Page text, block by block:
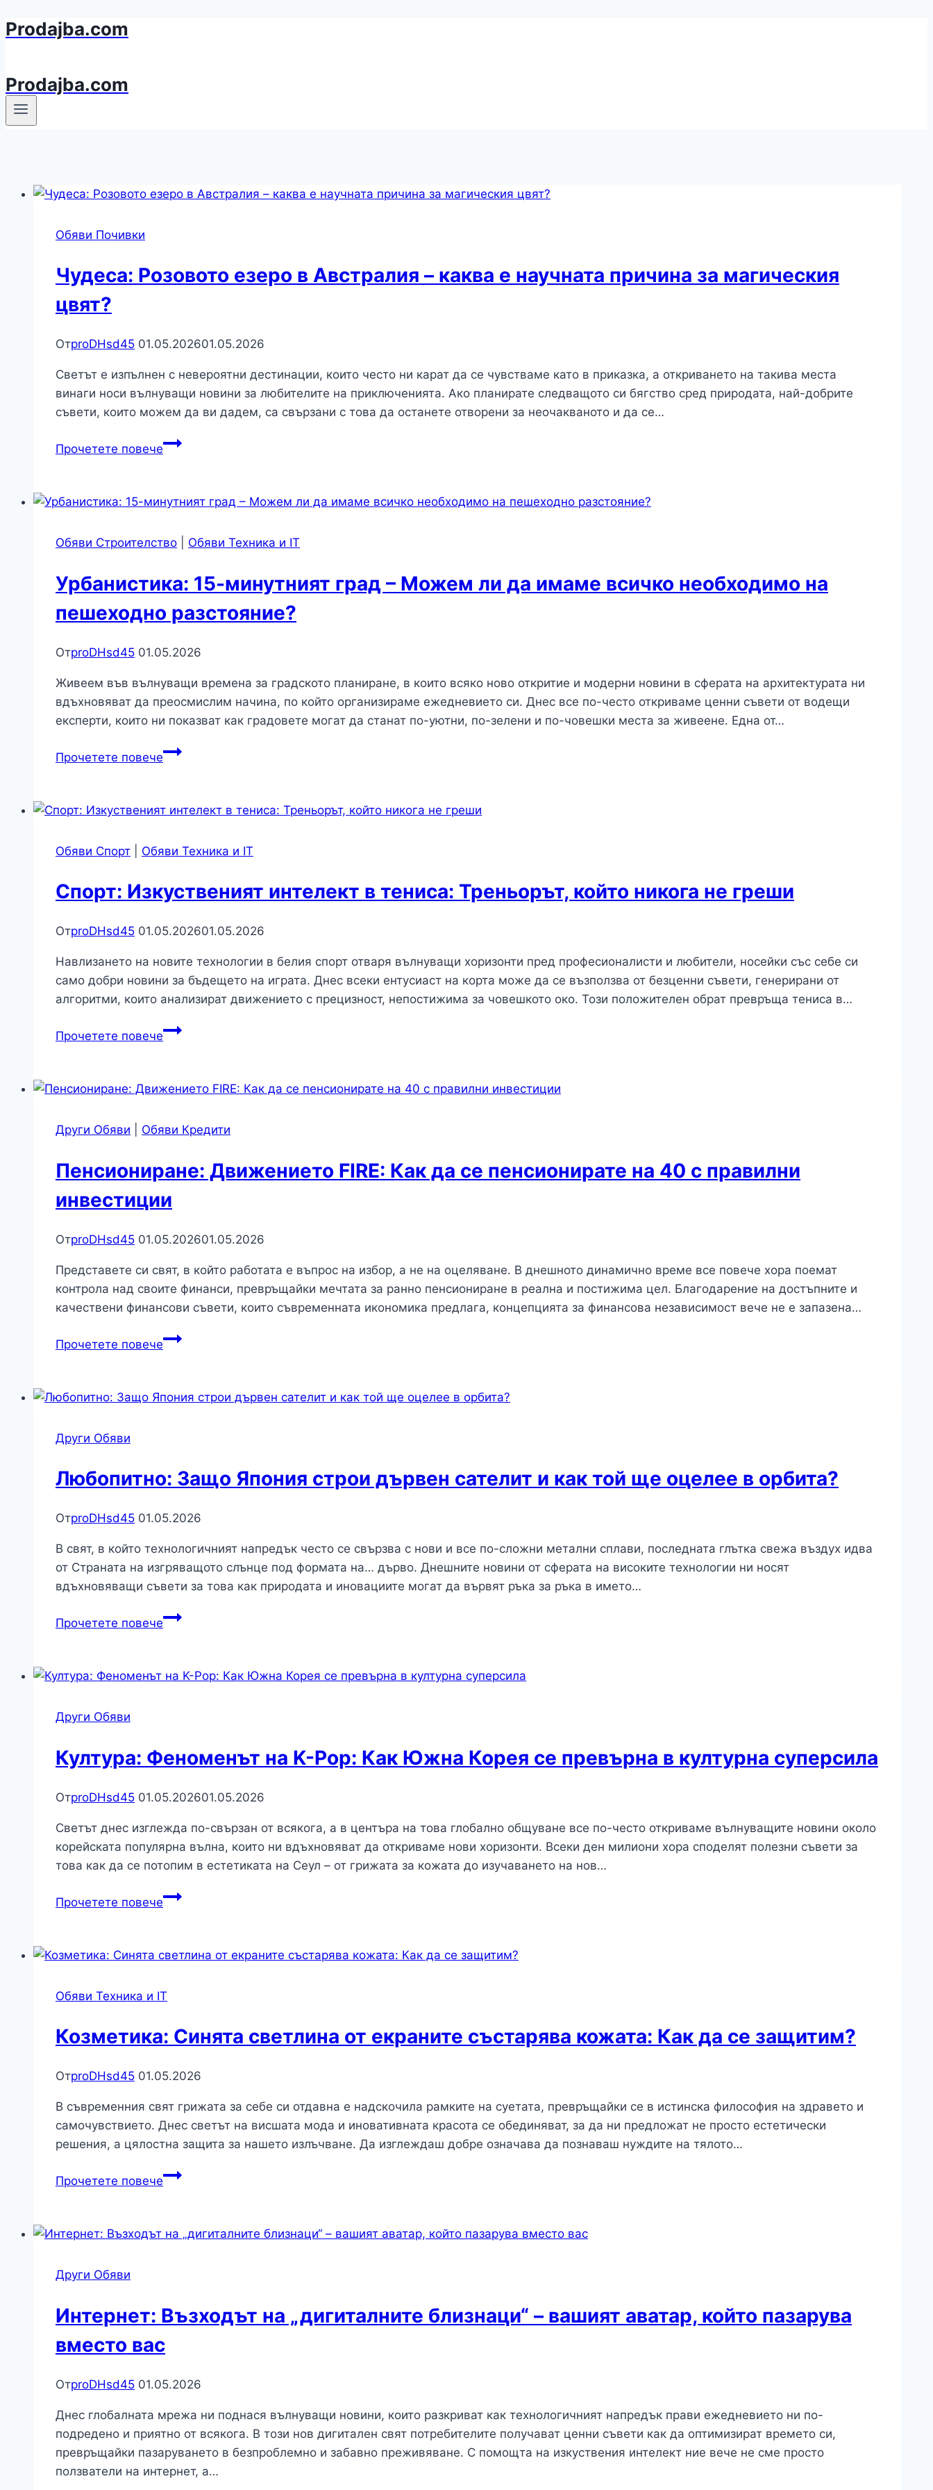
Към
Prodajba.com
Prodajba.com
Обяви Почивки
Чудеса: Розовото езеро в Австралия – каква е научната причина за магическия
цвят?
ОтproDHsd45 01.05.202601.05.2026
Светът е изпълнен с невероятни дестинации, които често ни карат да се чувстваме като в приказка, а откриването на такива места
винаги носи вълнуващи новини за любителите на приключенията. Ако планирате следващото си бягство сред природата, най-добрите
съвети, които можем да ви дадем, са свързани с това да останете отворени за неочакваното и да се…
Прочетете повечеЧудеса:
в
научната
причина
магическия
Обяви Строителство Обяви Техника и IT
Урбанистика: 15-минутният град – Можем ли да имаме всичко необходимо на
пешеходно разстояние?
ОтproDHsd45 01.05.2026
Живеем във вълнуващи времена за градското планиране, в които всяко ново откритие и модерни новини в сферата на архитектурата ни
вдъхновяват да преосмислим начина, по който организираме ежедневието си. Днес все по-често откриваме ценни съвети от водещи
експерти, които ни показват как градовете могат да станат по-уютни, по-зелени и по-човешки места за живеене. Една от…
Прочетете повечеУрбанистика:
град
Можем
имаме
необходимо
на
пешеходно
разстояние?
Обяви Спорт Обяви Техника и IT
Спорт: Изкуственият интелект в тениса: Треньорът, който никога не греши
ОтproDHsd45 01.05.202601.05.2026
Навлизането на новите технологии в белия спорт отваря вълнуващи хоризонти пред професионалисти и любители, носейки със себе си
само добри новини за бъдещето на играта. Днес всеки ентусиаст на корта може да се възползва от безценни съвети, генерирани от
алгоритми, които анализират движението с прецизност, непостижима за човешкото око. Този положителен обрат превръща тениса в…
Прочетете повечеСпорт:
в
Треньорът,
не
греши
Други Обяви Обяви Кредити
Пенсиониране: Движението FIRE: Как да се пенсионирате на 40 с правилни
инвестиции
ОтproDHsd45 01.05.202601.05.2026
Представете си свят, в който работата е въпрос на избор, а не на оцеляване. В днешното динамично време все повече хора поемат
контрола над своите финанси, превръщайки мечтата за ранно пенсиониране в реална и постижима цел. Благодарение на достъпните и
качествени финансови съвети, които съвременната икономика предлага, концепцията за финансова независимост вече не е запазена…
Прочетете повечеПенсиониране:
Как
40
правилни
инвестиции
Други Обяви
Любопитно: Защо Япония строи дървен сателит и как той ще оцелее в орбита?
ОтproDHsd45 01.05.2026
В свят, в който технологичният напредък често се свързва с нови и все по-сложни метални сплави, последната глътка свежа въздух идва
от Страната на изгряващото слънце под формата на… дърво. Днешните новини от сферата на високите технологии ни носят
вдъхновяващи съвети за това как природата и иновациите могат да вървят ръка за ръка в името…
Прочетете повечеЛюбопитно:
строи
той
оцелее
в
орбита?
Други Обяви
Култура: Феноменът на K-Pop: Как Южна Корея се превърна в културна суперсила
ОтproDHsd45 01.05.202601.05.2026
Светът днес изглежда по-свързан от всякога, а в центъра на това глобално общуване все по-често откриваме вълнуващите новини около
корейската популярна вълна, които ни вдъхновяват да откриваме нови хоризонти. Всеки ден милиони хора споделят полезни съвети за
това как да се потопим в естетиката на Сеул – от грижата за кожата до изучаването на нов…
Прочетете повечеКултура:
K-
Как
Корея
се
в
културна
суперсила
Обяви Техника и IT
Козметика: Синята светлина от екраните състарява кожата: Как да се защитим?
ОтproDHsd45 01.05.2026
В съвременния свят грижата за себе си отдавна е надскочила рамките на суетата, превръщайки се в истинска философия на здравето и
самочувствието. Днес светът на висшата мода и иновативната красота се обединяват, за да ни предложат не просто естетически
решения, а цялостна защита за нашето излъчване. Да изглеждаш добре означава да познаваш нуждите на тялото…
Прочетете повечеКозметика:
от
Как
да
се
Други Обяви
Интернет: Възходът на „дигиталните близнаци“ – вашият аватар, който пазарува
вместо вас
ОтproDHsd45 01.05.2026
Днес глобалната мрежа ни поднася вълнуващи новини, които разкриват как технологичният напредък прави ежедневието ни по-
подредено и приятно от всякога. В този нов дигитален свят потребителите получават ценни съвети как да оптимизират времето си,
превръщайки пазаруването в безпроблемно и забавно преживяване. С помощта на изкуствения интелект ние вече не сме просто
ползватели на интернет, а…